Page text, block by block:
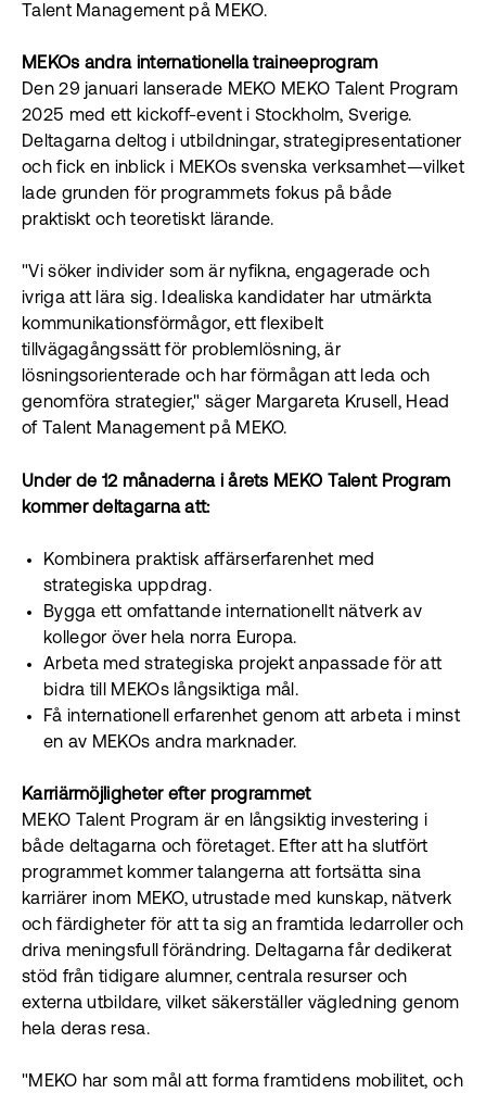
Talent Management på MEKO.
MEKOs andra internationella traineeprogram
Den 29 januari lanserade MEKO MEKO Talent Program
2025 med ett kickoff-event i Stockholm, Sverige.
Deltagarna deltog i utbildningar, strategipresentationer
och fick en inblick i MEKOs svenska verksamhet—vilket
lade grunden för programmets fokus på både
praktiskt och teoretiskt lärande.
"Vi söker individer som är nyfikna, engagerade och
ivriga att lära sig. Idealiska kandidater har utmärkta
kommunikationsförmågor, ett flexibelt
tillvägagångssätt för problemlösning, är
lösningsorienterade och har förmågan att leda och
genomföra strategier," säger Margareta Krusell, Head
of Talent Management på MEKO.
Under de 12 månaderna i årets MEKO Talent Program
kommer deltagarna att:
Kombinera praktisk affärserfarenhet med
strategiska uppdrag.
Bygga ett omfattande internationellt nätverk av
kollegor över hela norra Europa.
Arbeta med strategiska projekt anpassade för att
bidra till MEKOs långsiktiga mål.
Få internationell erfarenhet genom att arbeta i minst
en av MEKOs andra marknader.
Karriärmöjligheter efter programmet
MEKO Talent Program är en långsiktig investering i
både deltagarna och företaget. Efter att ha slutfört
programmet kommer talangerna att fortsätta sina
karriärer inom MEKO, utrustade med kunskap, nätverk
och färdigheter för att ta sig an framtida ledarroller och
driva meningsfull förändring. Deltagarna får dedikerat
stöd från tidigare alumner, centrala resurser och
externa utbildare, vilket säkerställer vägledning genom
hela deras resa.
"MEKO har som mål att forma framtidens mobilitet, och